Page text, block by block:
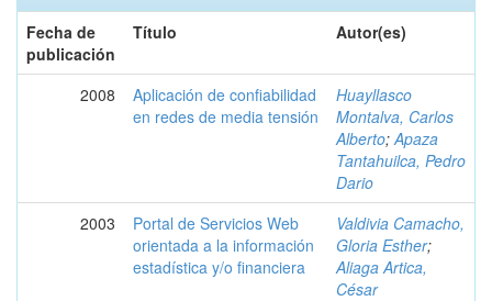
Fecha de
publicación
Título Autor(es)
2008
Aplicación de confiabilidad
en redes de media tensión
Huayllasco
Montalva, Carlos
Alberto; Apaza
Tantahuilca, Pedro
Dario
2003
Portal de Servicios Web
orientada a la información
estadística y/o financiera
Valdivia Camacho,
Gloria Esther;
Aliaga Artica,
César